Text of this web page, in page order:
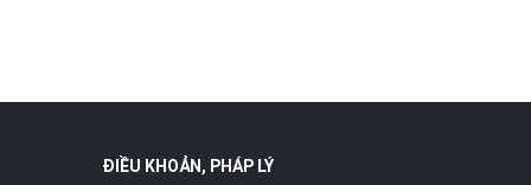
ĐIỀU KHOẢN, PHÁP LÝ